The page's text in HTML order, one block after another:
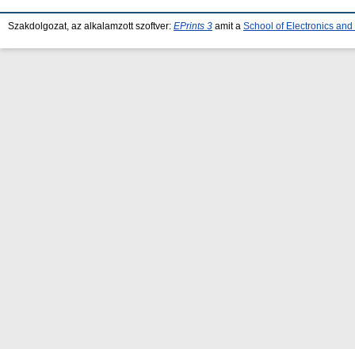
Szakdolgozat, az alkalamzott szoftver: EPrints 3 amit a School of Electronics